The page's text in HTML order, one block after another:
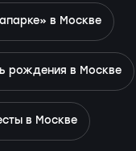
в Москве
рождения в Москве
в Москве